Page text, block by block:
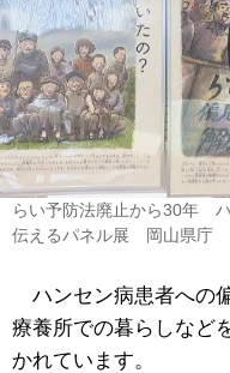
らい予防法廃止から30年
伝えるパネル展 岡山県庁
ハンセン病患者への
療養所での暮らしなど
かれています。